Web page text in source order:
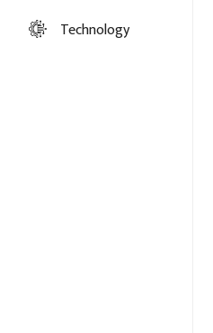
Technology